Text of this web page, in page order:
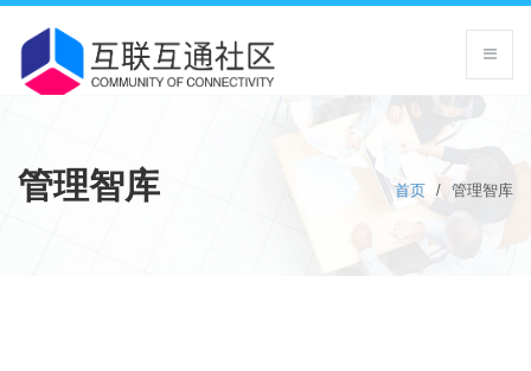
管理智库 首页 / 管理智库